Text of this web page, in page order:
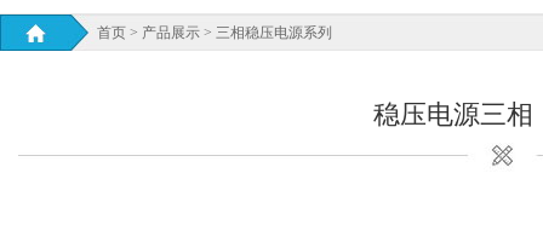
首页 > 产品展示 > 三相稳压电源系列
稳压电源三相